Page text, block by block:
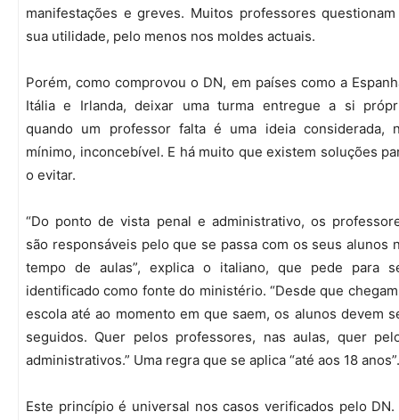
manifestações e greves. Muitos professores
sua utilidade, pelo menos nos moldes actuais.
Porém, como comprovou o DN, em países como a
Itália e Irlanda, deixar uma turma entregue a si
quando um professor falta é uma ideia considerada,
mínimo, inconcebível. E há muito que existem soluções
o evitar.
“Do ponto de vista penal e administrativo, os
são responsáveis pelo que se passa com os seus alunos
tempo de aulas”, explica o italiano, que pede para
identificado como fonte do ministério. “Desde que
escola até ao momento em que saem, os alunos devem
seguidos. Quer pelos professores, nas aulas, quer
administrativos.” Uma regra que se aplica “até aos 18 anos”.
Este princípio é universal nos casos verificados pelo DN.